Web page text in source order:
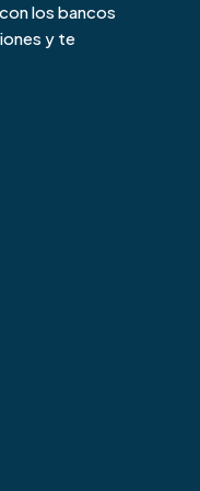
los bancos
y te